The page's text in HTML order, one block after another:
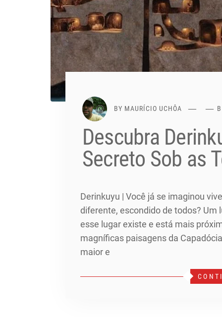
BY MAURÍCIO UCHÔA
Descubra
Secreto Sob as
Derinkuyu | Você já se imaginou
diferente, escondido de todos? Um
esse lugar existe e está mais
magníficas paisagens da
maior e